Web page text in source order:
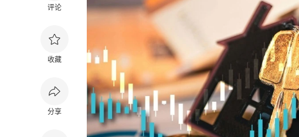
评论
收藏
分享